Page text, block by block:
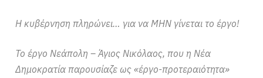
Η κυβέρνηση πληρώνει… για να ΜΗΝ γίνεται το έργο!
Το έργο Νεάπολη – Άγιος Νικόλαος, που η Νέα
Δημοκρατία παρουσίαζε ως «έργο-προτεραιότητα»